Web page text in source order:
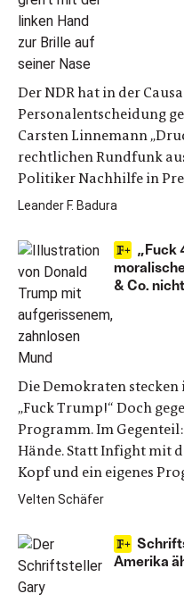
Der NDR hat in der
Personalentscheidung
Carsten Linnemann
rechtlichen Rundfunk
Politiker Nachhilfe in
Leander F. Badura
„Fuck
& Co.
Die Demokraten
„Fuck Trump!“ Doch
Programm. Im
Hände. Statt Infight mit
Kopf und ein eigenes
Velten Schäfer
Amerika